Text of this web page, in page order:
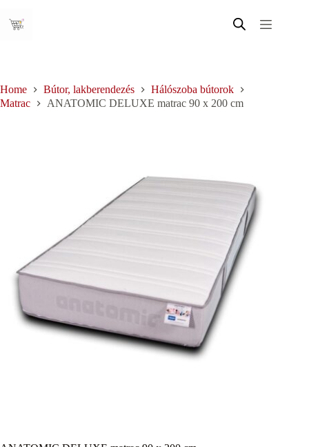
content
Home Bútor, lakberendezés
Hálószoba bútorok
Matrac
ANATOMIC DELUXE matrac 90 x 200 cm